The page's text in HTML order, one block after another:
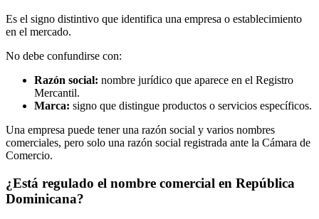
Es el signo distintivo que identifica una empresa o establecimiento
en el mercado.
No debe confundirse con:
Razón social: nombre jurídico que aparece en el Registro
Mercantil.
Marca: signo que distingue productos o servicios específicos.
Una empresa puede tener una razón social y varios nombres
comerciales, pero solo una razón social registrada ante la Cámara de
Comercio.
¿Está regulado el nombre comercial en República
Dominicana?